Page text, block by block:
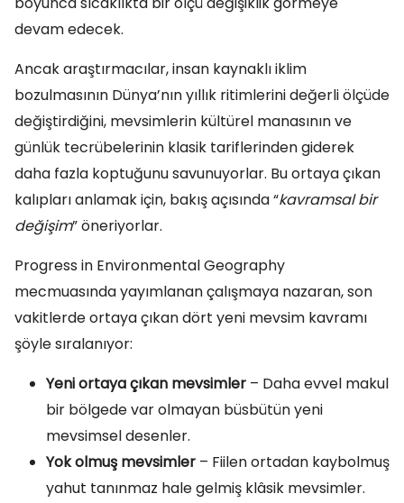
devam edecek.
Ancak araştırmacılar, insan kaynaklı iklim
bozulmasının Dünya’nın yıllık ritimlerini değerli ölçüde
değiştirdiğini, mevsimlerin kültürel manasının ve
günlük tecrübelerinin klasik tariflerinden giderek
daha fazla koptuğunu savunuyorlar. Bu ortaya çıkan
kalıpları anlamak için, bakış açısında “kavramsal bir
değişim” öneriyorlar.
Progress in Environmental Geography
mecmuasında yayımlanan çalışmaya nazaran, son
vakitlerde ortaya çıkan dört yeni mevsim kavramı
şöyle sıralanıyor:
Yeni ortaya çıkan mevsimler – Daha evvel makul
bir bölgede var olmayan büsbütün yeni
mevsimsel desenler.
Yok olmuş mevsimler – Fiilen ortadan kaybolmuş
yahut tanınmaz hale gelmiş klâsik mevsimler.